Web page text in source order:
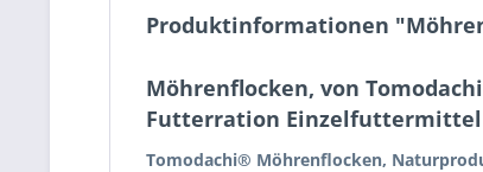
Produktinformationen
Möhrenflocken, von
Futterration Einzelfuttermittel
Tomodachi® Möhrenflocken,